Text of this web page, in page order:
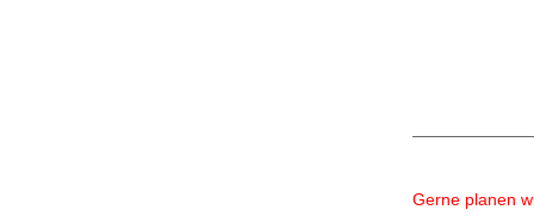
Gerne planen